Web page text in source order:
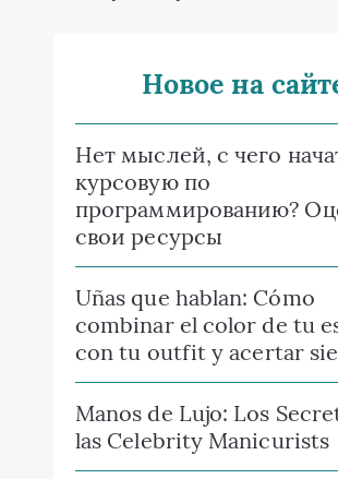
Новое на
Нет мыслей, с чего
курсовую по
программированию?
свои ресурсы
Uñas que hablan: Cómo
combinar el color de tu
con tu outfit y acertar
Manos de Lujo: Los
las Celebrity Manicurists